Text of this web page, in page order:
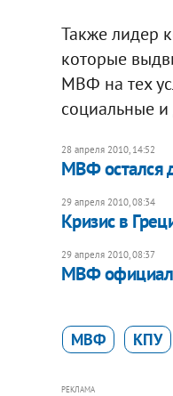
Также лидер
которые
МВФ на тех
социальные и
28 апреля 2010, 14:52
МВФ остался
29 апреля 2010, 08:34
Кризис в
29 апреля 2010, 08:37
МВФ
МВФ КПУ
РЕКЛАМА